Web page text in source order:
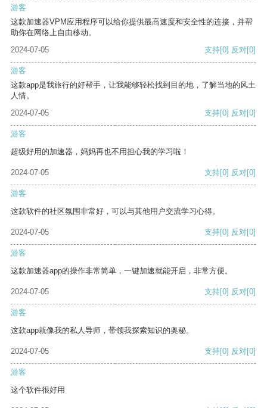
游客
这款加速器VPM应用程序可以给你提供最高速度和安全性的连接，并帮
助你在网络上自由移动。
2024-07-05
支持[0] 反对[0]
游客
这款app是我旅行的好帮手，让我能够轻松找到目的地，了解当地的风土
人情。
2024-07-05
支持[0] 反对[0]
游客
超级好用的加速器，妈妈再也不用担心我的学习啦！
2024-07-05 支持[0] 反对[0]
游客
这款软件的社区氛围非常好，可以与其他用户交流学习心得。
2024-07-05 支持[0] 反对[0]
游客
这款加速器app的操作非常简单，一键加速就能开启，非常方便。
2024-07-05 支持[0] 反对[0]
游客
这款app就像我的私人导师，带领我探索知识的奥秘。
2024-07-05 支持[0] 反对[0]
游客
这个软件很好用